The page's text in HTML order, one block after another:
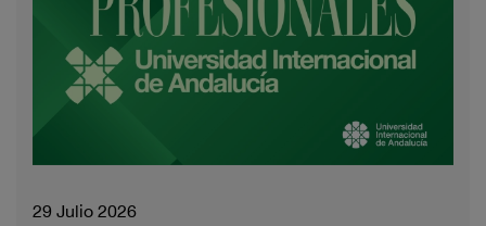
29 Julio 2026